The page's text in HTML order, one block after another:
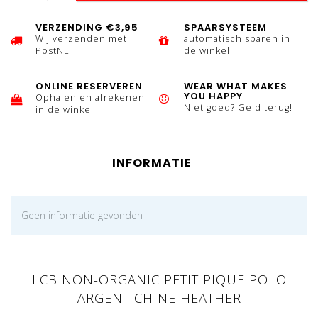
VERZENDING €3,95
Wij verzenden met
PostNL
SPAARSYSTEEM
automatisch sparen in
de winkel
ONLINE RESERVEREN
Ophalen en afrekenen
in de winkel
WEAR WHAT MAKES
YOU HAPPY
Niet goed? Geld terug!
INFORMATIE
Geen informatie gevonden
LCB NON-ORGANIC PETIT PIQUE POLO
ARGENT CHINE HEATHER